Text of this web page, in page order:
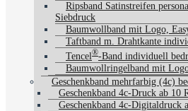
Ripsband Satinstreifen
Siebdruck
Baumwollband mit Logo,
Taftband m. Drahtkante
Tencel®-Band individuell
Baumwollringelband mit
Geschenkband mehrfarbig (4c)
Geschenkband 4c-Druck ab 10
Geschenkband 4c-Digitaldruck